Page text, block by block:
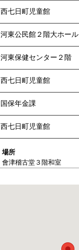
西七日町児童館
河東公民館２階大ホール
河東保健センター２階
西七日町児童館
国保年金課
西七日町児童館
場所
會津稽古堂３階和室